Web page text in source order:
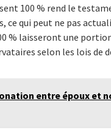
100 % rend le
qui peut ne pas
% laisseront une
selon les lois de
entre époux et